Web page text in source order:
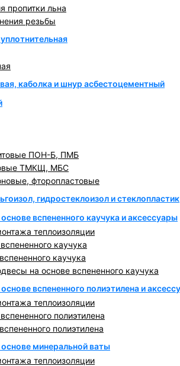
пропитки льна
резьбы
каболка и шнур асбестоцементный
ПОН-Б, ПМБ
ТМКЩ, МБС
фторопластовые
гидростеклоизол и стеклопластик
вспененного каучука и аксессуары
теплоизоляции
каучука
каучука
на основе вспененного каучука
вспененного полиэтилена и
теплоизоляции
полиэтилена
полиэтилена
минеральной ваты
теплоизоляции